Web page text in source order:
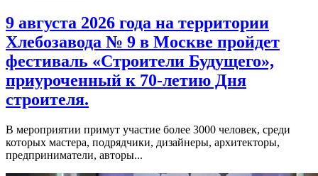
9 августа 2026 года на территории
Хлебозавода № 9 в Москве пройдет
фестиваль «Строители Будущего»,
приуроченный к 70-летию Дня
строителя.
В мероприятии примут участие более 3000 человек, среди
которых мастера, подрядчики, дизайнеры, архитекторы,
предприниматели, авторы...